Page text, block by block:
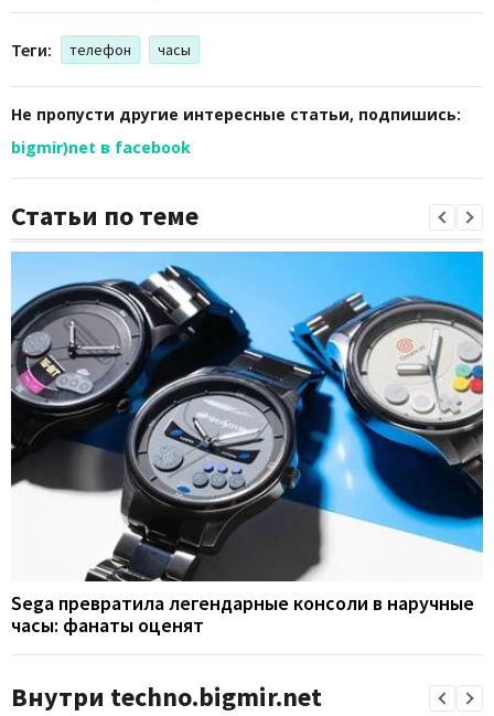
Теги: телефон часы
Не пропусти другие интересные статьи, подпишись:
bigmir)net в facebook
Статьи по теме
Sega превратила легендарные консоли в наручные
часы: фанаты оценят
Внутри techno.bigmir.net